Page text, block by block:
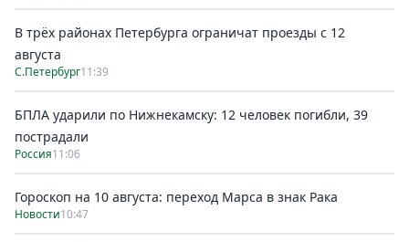
В трёх районах Петербурга ограничат проезды с 12
августа
С.Петербург11:39
БПЛА ударили по Нижнекамску: 12 человек погибли, 39
пострадали
Россия11:06
Гороскоп на 10 августа: переход Марса в знак Рака
Новости10:47